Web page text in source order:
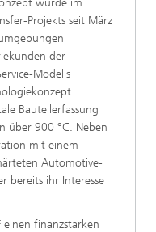
wurde im
Projekts seit März
der
Modells
Bauteilerfassung
über 900 °C. Neben
mit einem
Automotive-
bereits ihr Interesse
einen finanzstarken